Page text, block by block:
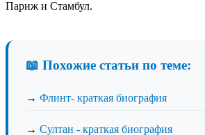
Париж и Стамбул.
📖 Похожие статьи по теме:
→ Флинт- краткая биография
→ Султан - краткая биография